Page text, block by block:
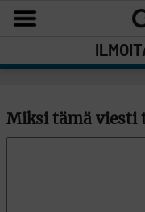
Miksi tämä viesti